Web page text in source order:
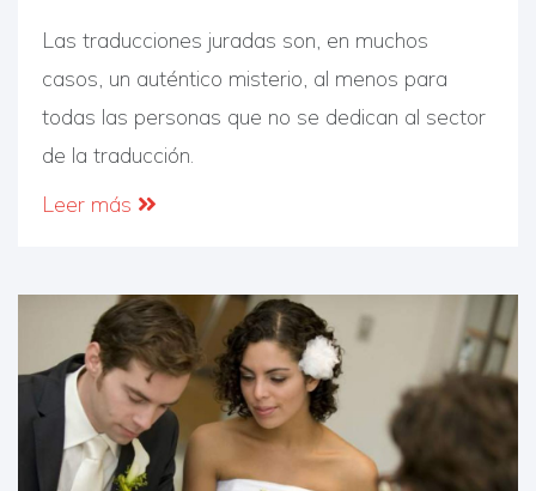
Las traducciones juradas son, en muchos
casos, un auténtico misterio, al menos para
todas las personas que no se dedican al sector
de la traducción.
Leer más